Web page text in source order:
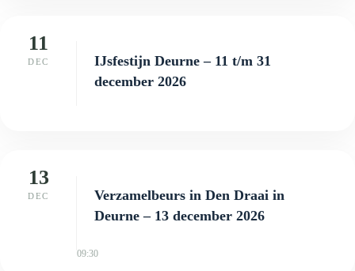
11
DEC
IJsfestijn Deurne – 11 t/m 31
december 2026
13
DEC
Verzamelbeurs in Den Draai in
Deurne – 13 december 2026
09:30